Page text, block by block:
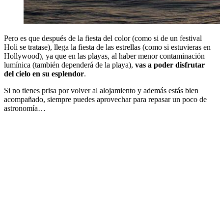
Pero es que después de la fiesta del color (como si de un festival
Holi se tratase), llega la fiesta de las estrellas (como si estuvieras en
Hollywood), ya que en las playas, al haber menor contaminación
lumínica (también dependerá de la playa), vas a poder disfrutar
del cielo en su esplendor.
Si no tienes prisa por volver al alojamiento y además estás bien
acompañado, siempre puedes aprovechar para repasar un poco de
astronomía…